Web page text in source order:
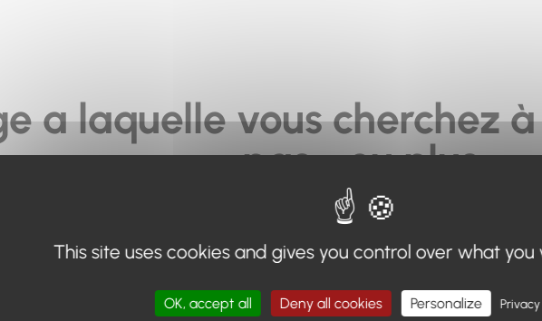
a laquelle vous cherchez
pas... ou plus.
invitons à utiliser le moteur de recherche en haut de page, ou à utiliser le
Retour à l'accueil
This site uses cookies and gives you control over what
OK, accept all Deny all cookies Personalize